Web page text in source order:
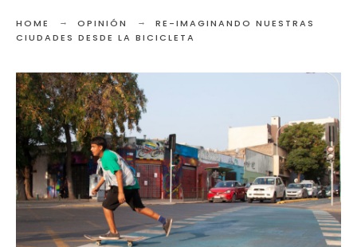
HOME OPINIÓN
RE-IMAGINANDO NUESTRAS
CIUDADES DESDE LA BICICLETA